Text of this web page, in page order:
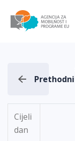
Prethodni
Cijeli
dan